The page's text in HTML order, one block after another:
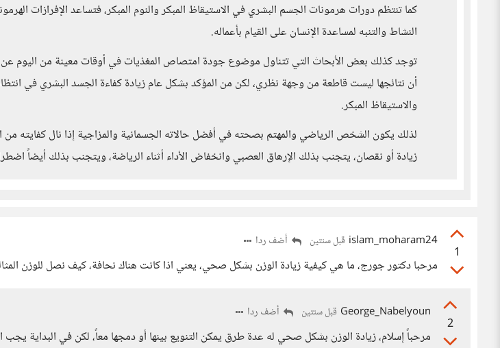
كما تنتظم دورات هرمونات الجسم البشري في الاستيقاظ المبكر والنوم المبكر، فتساعد الإفرازات
النشاط والتنبه لمساعدة الإنسان على القيام بأعماله.
توجد كذلك بعض الأبحاث التي تتناول موضوع جودة امتصاص المغذيات في أوقات معينة من اليوم
أن نتائجها ليست قاطعة من وجهة نظري، لكن من المؤكد بشكل عام زيادة كفاءة الجسد البشري في
والاستيقاظ المبكر.
لذلك يكون الشخص الرياضي والمهتم بصحته في أفضل حالاته الجسمانية والمزاجية إذا نال كفايته من
زيادة أو نقصان، يتجنب بذلك الإرهاق العصبي وانخفاض الأداء أثناء الرياضة، ويتجنب بذلك أيضاً
1
islam_moharam24 قبل سنتين أضف ردا
مرحبا دكتور جورج، ما هي كيفية زيادة الوزن بشكل صحي، يعني اذا كانت هناك نحافة، كيف نصل للوزن
2
George_Nabelyoun قبل سنتين أضف ردا
مرحباً إسلام، زيادة الوزن بشكل صحي له عدة طرق يمكن التنويع بينها أو دمجها معاً، لكن في البداية يجب